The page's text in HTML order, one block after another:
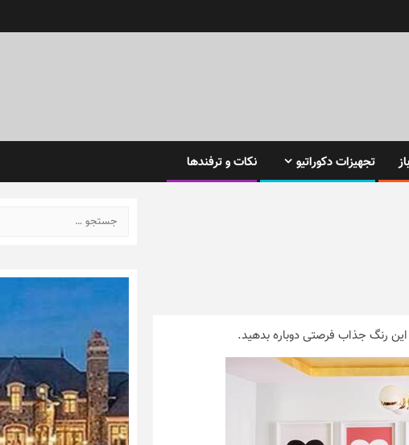
تجهیزات دکوراتیو
نکات و ترفندها
رنگ جذاب فرصتی دوباره بدهید.
جستجو
برای: